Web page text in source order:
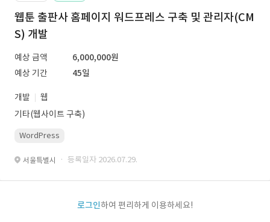
웹툰 출판사 홈페이지 워드프레스 구축 및 관리자(CM
S) 개발
예상 금액
6,000,000원
예상 기간
45일
개발
웹
기타(웹사이트 구축)
WordPress
서울특별시 · 등록일자 2026.07.29.
로그인하여 편리하게 이용하세요!